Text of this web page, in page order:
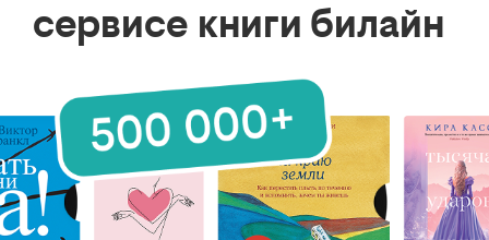
сервисе книги билайн